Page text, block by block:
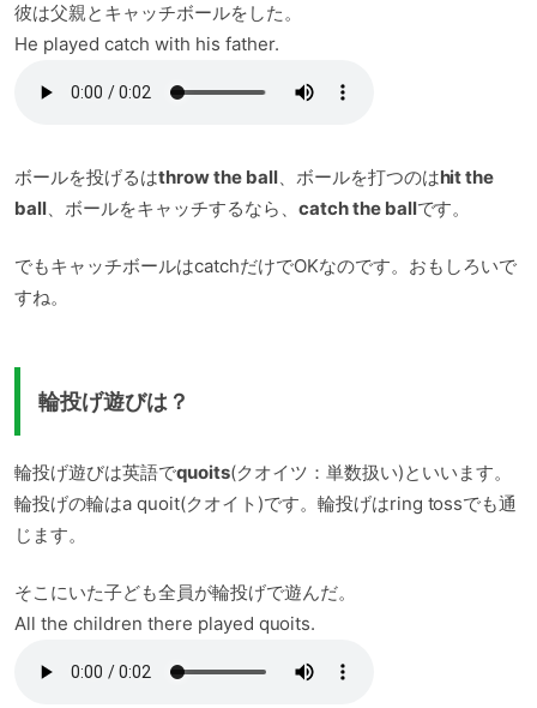
彼は父親とキャッチボールをした。
He played catch with his father.
ボールを投げるはthrow the ball、ボールを打つのはhit the
ball、ボールをキャッチするなら、 catch the ballです。
でもキャッチボールはcatchだけでOKなのです。おもしろいで
すね。
輪投げ遊びは？
輪投げ遊びは英語でquoits(クオイツ：単数扱い)といいます。
輪投げの輪はa quoit(クオイト)です。輪投げはring tossでも通
じます。
そこにいた子ども全員が輪投げで遊んだ。
All the children there played quoits.